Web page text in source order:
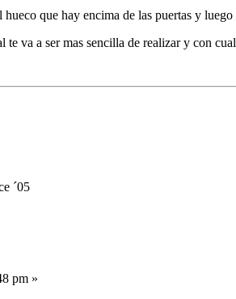
que hay encima de las puertas y
te va a ser mas sencilla de realizar y con
´05
pm »